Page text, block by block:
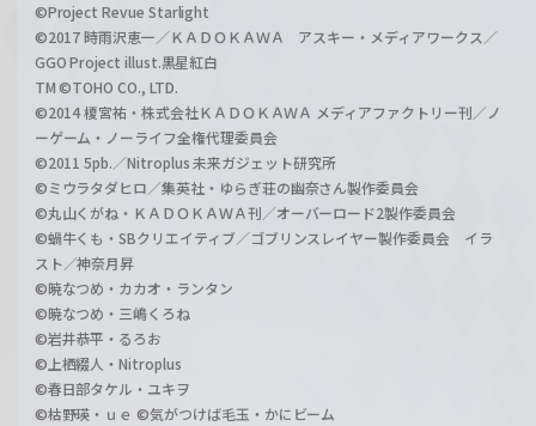
©Project Revue Starlight
©2017 時雨沢恵一／ＫＡＤＯＫＡＷＡ アスキー・メディアワークス／
GGO Project illust.黒星紅白
TM ©TOHO CO., LTD.
©2014 榎宮祐・株式会社ＫＡＤＯＫＡＷＡ メディアファクトリー刊／ノ
ーゲーム・ノーライフ全権代理委員会
©2011 5pb.／Nitroplus 未来ガジェット研究所
©ミウラタダヒロ／集英社・ゆらぎ荘の幽奈さん製作委員会
©丸山くがね・ＫＡＤＯＫＡＷＡ刊／オーバーロード2製作委員会
©蝸牛くも・SBクリエイティブ／ゴブリンスレイヤー製作委員会 イラ
スト／神奈月昇
©暁なつめ・カカオ・ランタン
©暁なつめ・三嶋くろね
©岩井恭平・るろお
©上栖綴人・Nitroplus
©春日部タケル・ユキヲ
©枯野瑛・ｕｅ ©気がつけば毛玉・かにビーム